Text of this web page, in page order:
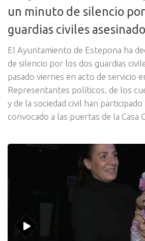
un minuto de silencio
guardias civiles
El Ayuntamiento de Estepona ha
de silencio por los dos guardias
pasado viernes en acto de servicio
Representantes políticos, de los
y de la sociedad civil han participado
convocado a las puertas de la Casa